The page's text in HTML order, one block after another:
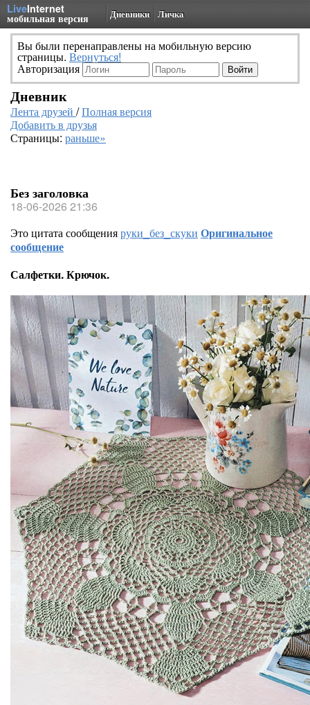
LiveInternet
мобильная версия Дневники Личка
Вы были перенаправлены на мобильную версию
страницы. Вернуться!
Авторизация
Дневник
Лента друзей /Полная версия
Добавить в друзья
Страницы: раньше»
Без заголовка
18-06-2026 21:36
Это цитата сообщенияруки_без_скуки Оригинальное
сообщение
Салфетки. Крючок.